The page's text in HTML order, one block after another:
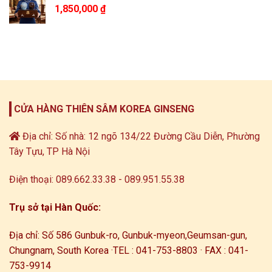
1,850,000 ₫
CỬA HÀNG THIÊN SÂM KOREA GINSENG
Địa chỉ: Số nhà: 12 ngõ 134/22 Đường Cầu Diễn, Phường
Tây Tựu, TP Hà Nội
Điện thoại: 089.662.33.38 - 089.951.55.38
Trụ sở tại Hàn Quốc:
Địa chỉ: Số 586 Gunbuk-ro, Gunbuk-myeon,Geumsan-gun,
Chungnam, South Korea ·TEL : 041-753-8803 · FAX : 041-
753-9914